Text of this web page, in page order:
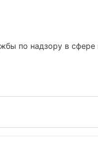
по надзору в